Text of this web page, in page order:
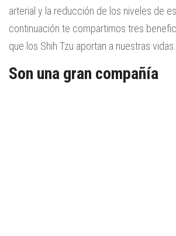
arterial y la reducción de los niveles de
continuación te compartimos tres
que los Shih Tzu aportan a nuestras vidas.
Son una gran compañía